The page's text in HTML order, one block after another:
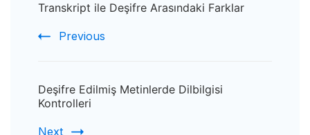
Navigation
Transkript ile Deşifre Arasındaki Farklar
Previous
Deşifre Edilmiş Metinlerde Dilbilgisi
Kontrolleri
Next